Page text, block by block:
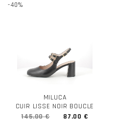
-40%
MILUCA
CUIR LISSE NOIR BOUCLE
145.00 €
87.00 €